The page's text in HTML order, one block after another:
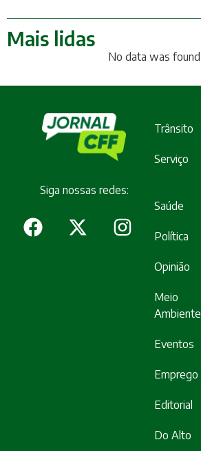
Mais lidas
No data was found
Siga nossas redes:
Trânsito
Serviço
Saúde
Política
Opinião
Meio
Ambiente
Eventos
Emprego
Editorial
Do Alto